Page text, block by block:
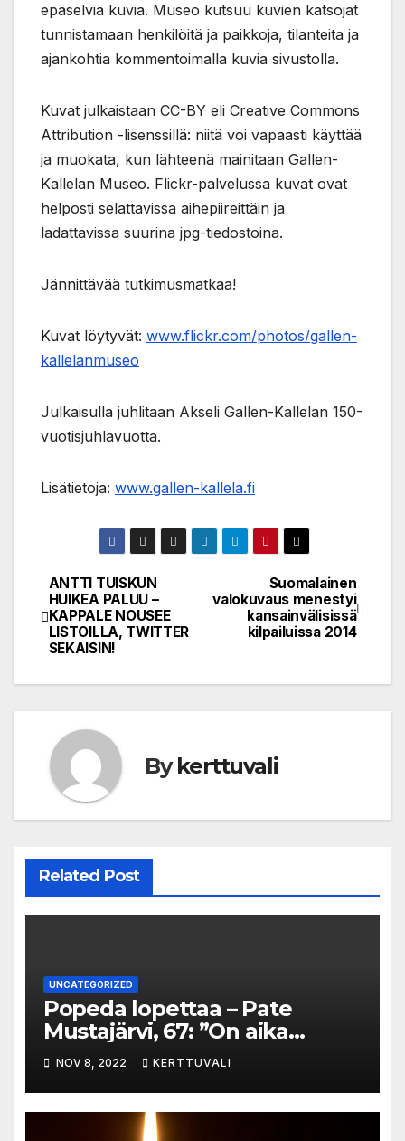
epäselviä kuvia. Museo kutsuu kuvien katsojat
tunnistamaan henkilöitä ja paikkoja, tilanteita ja
ajankohtia kommentoimalla kuvia sivustolla.
Kuvat julkaistaan CC-BY eli Creative Commons
Attribution -lisenssillä: niitä voi vapaasti käyttää
ja muokata, kun lähteenä mainitaan Gallen-
Kallelan Museo. Flickr-palvelussa kuvat ovat
helposti selattavissa aihepiireittäin ja
ladattavissa suurina jpg-tiedostoina.
Jännittävää tutkimusmatkaa!
Kuvat löytyvät: www.flickr.com/photos/gallen-
kallelanmuseo
Julkaisulla juhlitaan Akseli Gallen-Kallelan 150-
vuotisjuhlavuotta.
Lisätietoja: www.gallen-kallela.fi
Post
navigation
Suomalainen
valokuvaus menestyi
kansainvälisissä
kilpailuissa 2014
ANTTI TUISKUN
HUIKEA PALUU –
KAPPALE NOUSEE
LISTOILLA, TWITTER
SEKAISIN!
Bykerttuvali
Related Post
UNCATEGORIZED
Popeda lopettaa – Pate
Mustajärvi, 67: ”On aika
miettiä, mitä haluaa tehdä
isona”
NOV 8, 2022 KERTTUVALI